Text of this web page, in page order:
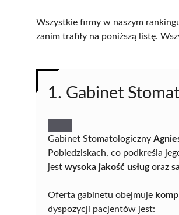
Wszystkie firmy w naszym
zanim trafiły na poniższą listę.
1. Gabinet
Gabinet Stomatologiczny
Pobiedziskach, co podkreśla
jest wysoka jakość usługoraz
Oferta gabinetu obejmuje
dyspozycji pacjentów jest: